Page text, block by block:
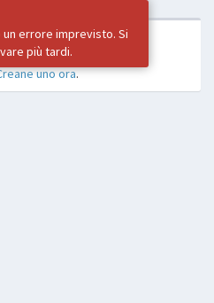
errore imprevisto. Si
più tardi.
uno ora.